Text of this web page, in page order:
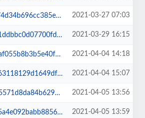
2021-03-27 07:03
2021-03-29 16:15
2021-04-04 14:18
2021-04-04 15:07
2021-04-05 13:56
2021-04-05 13:59